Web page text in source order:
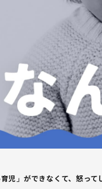
児」ができなくて、怒っ